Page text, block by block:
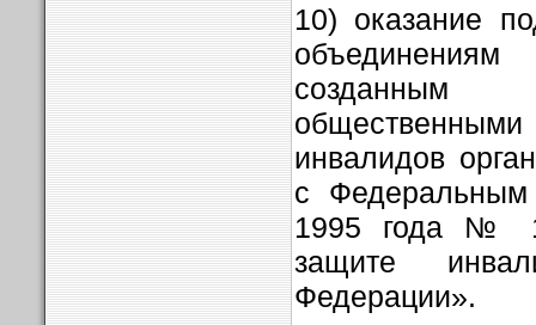
10) оказание
созданным
инвалидов
с
1995 года №
защите
Федерации».